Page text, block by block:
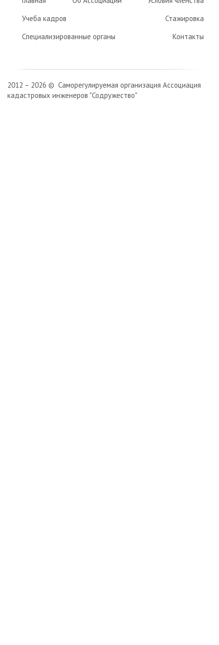
Учеба кадров
Стажировка
Специализированные органы
Контакты
2012 – 2026 © Саморегулируемая организация Ассоциация
кадастровых инженеров "Содружество"